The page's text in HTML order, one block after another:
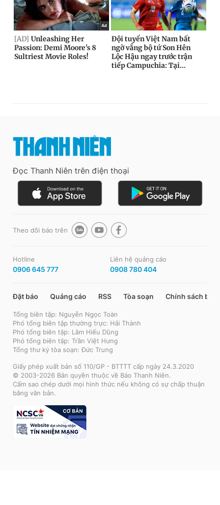
Đọc Thanh Niên trên điện thoại
Theo dõi báo trên
Hotline
0906 645 777
Liên hệ quảng cáo
0908 780 404
Đặt báo Quảng cáo RSS Tòa soạn Chính sách bảo
Tổng biên tập: Nguyễn Ngọc Toàn
Phó tổng biên tập thường trực: Hải Thành
Phó tổng biên tập: Lâm Hiếu Dũng
Phó tổng biên tập: Trần Việt Hưng
Tổng thư ký tòa soạn: Đức Trung
Giấy phép xuất bản số 110/GP - BTTTT cấp ngày 24.3.2020
© 2003-2026 Bản quyền thuộc về Báo Thanh Niên.
Cấm sao chép dưới mọi hình thức nếu không có sự chấp thuận
bằng văn bản.